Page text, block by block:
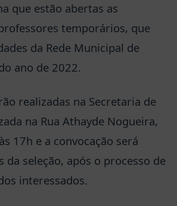
que estão abertas as
temporários, que
da Rede Municipal de
ano de 2022.
realizadas na Secretaria de
na Rua Athayde Nogueira,
17h e a convocação será
da seleção, após o processo de
interessados.